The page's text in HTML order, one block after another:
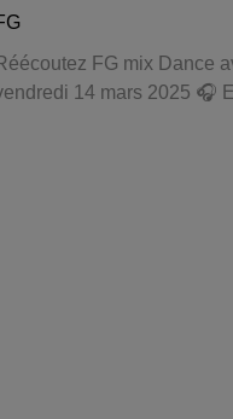
FG mix Dance
14 mars 2025 🎧